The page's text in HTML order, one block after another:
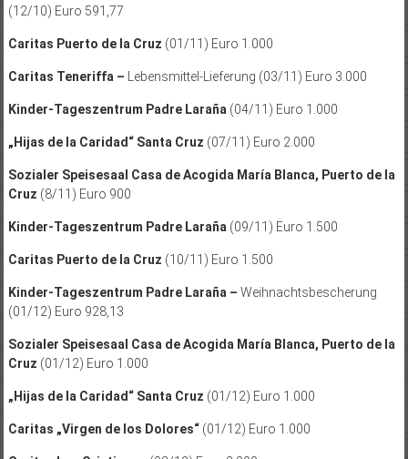
(12/10) Euro 591,77
Caritas Puerto de la Cruz (01/11) Euro 1.000
Caritas Teneriffa – Lebensmittel-Lieferung (03/11) Euro 3.000
Kinder-Tageszentrum Padre Laraña (04/11) Euro 1.000
„Hijas de la Caridad“ Santa Cruz (07/11) Euro 2.000
Sozialer Speisesaal Casa de Acogida María Blanca, Puerto de la
Cruz (8/11) Euro 900
Kinder-Tageszentrum Padre Laraña (09/11) Euro 1.500
Caritas Puerto de la Cruz (10/11) Euro 1.500
Kinder-Tageszentrum Padre Laraña – Weihnachtsbescherung
(01/12) Euro 928,13
Sozialer Speisesaal Casa de Acogida María Blanca, Puerto de la
Cruz (01/12) Euro 1.000
„Hijas de la Caridad“ Santa Cruz (01/12) Euro 1.000
Caritas „Virgen de los Dolores“(01/12) Euro 1.000